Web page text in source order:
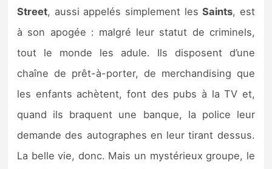
Street, aussi appelés simplement lesSaints, est
à son apogée : malgré leur statut de criminels,
tout le monde les adule. Ils disposent d’une
chaîne de prêt-à-porter, de merchandising que
les enfants achètent, font des pubs à la TV et,
quand ils braquent une banque, la police leur
demande des autographes en leur tirant dessus.
La belle vie, donc. Mais un mystérieux groupe, le